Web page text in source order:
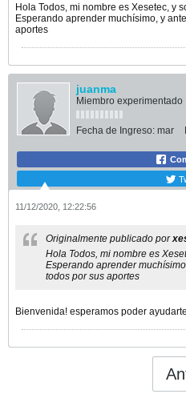
Hola Todos, mi nombre es Xesetec, y
Esperando aprender muchísimo, y
aportes
juanma
Miembro experimentado
Fecha de Ingreso: mar
11/12/2020, 12:22:56
Originalmente publicado por
Hola Todos, mi nombre es
Esperando aprender
todos por sus aportes
Bienvenida! esperamos poder